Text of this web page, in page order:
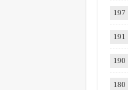
197
191
190
180